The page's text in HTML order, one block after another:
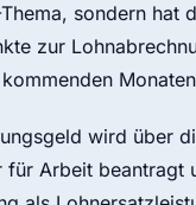
sondern hat
zur
wird über
für Arbeit beantragt